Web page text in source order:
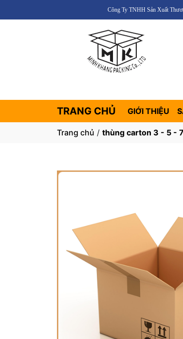
Công Ty TNHH Sản Xuất Thương Mại Bao Bì
TRANG CHỦ GIỚI THIỆU
Trang chủ / thùng carton 3 - 5 -